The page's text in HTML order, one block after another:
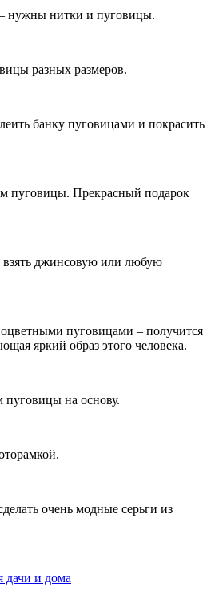
нужны нитки и пуговицы.
разных размеров.
банку пуговицами и покрасить
пуговицы. Прекрасный подарок
взять джинсовую или любую
пуговицами – получится
яркий образ этого человека.
на основу.
очень модные серьги из
дачи и дома